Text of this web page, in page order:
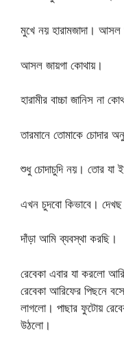
মুখে নয় হারামজাদা। আসল
আসল জায়গা কোথায়।
হারামীর বাচ্চা জানিস না
তারমানে তোমাকে চোদার
শুধু চোদাচুদি নয়। তোর যা
এখন চুদবো কিভাবে। দেখছ
দাঁড়া আমি ব্যবস্থা করছি।
রেবেকা এবার যা করলো
রেবেকা আরিফের পিছনে
লাগলো। পাছার ফুটোয়
উঠলো।